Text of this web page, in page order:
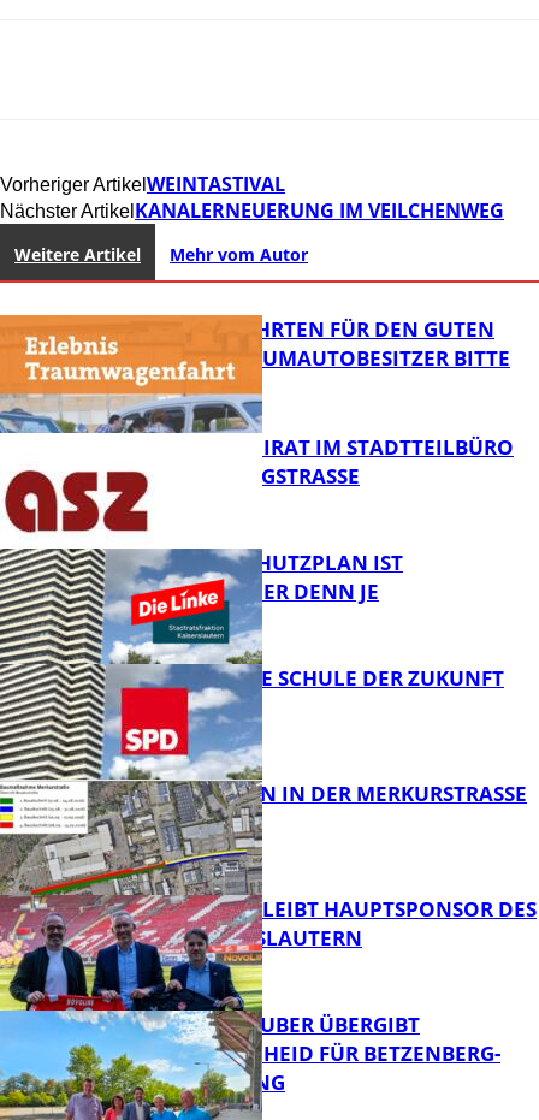
Vorheriger Artikel WEINTASTIVAL
Nächster Artikel KANALERNEUERUNG IM VEILCHENWEG
Weitere Artikel Mehr vom Autor
FB News
SPENDENFAHRTEN FÜR DEN GUTEN
ZWECK – TRAUMAUTOBESITZER BITTE
MELDEN!
FB News
SENIORENBEIRAT IM STADTTEILBÜRO
IN DER KÖNIGSTRASSE
FB News
EIN HITZESCHUTZPLAN IST
NOTWENDIGER DENN JE
FB News
WIE SIEHT DIE SCHULE DER ZUKUNFT
AUS?
FB News
BAUARBEITEN IN DER MERKURSTRASSE
FB News
NOVOLINE BLEIBT HAUPTSPONSOR DES
1. FC KAISERSLAUTERN
MINISTER TEUBER ÜBERGIBT
FÖRDERBESCHEID FÜR BETZENBERG-
ENTWICKLUNG